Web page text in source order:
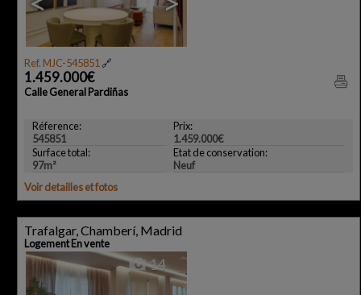
Ref. MJC-545851 🔗
1.459.000€
Calle General Pardiñas
Réference:
545851
Prix:
1.459.000€
Surface total:
97m²
Etat de conservation:
Neuf
Voir detailles et fotos
Trafalgar, Chamberí, Madrid
Logement En vente
14